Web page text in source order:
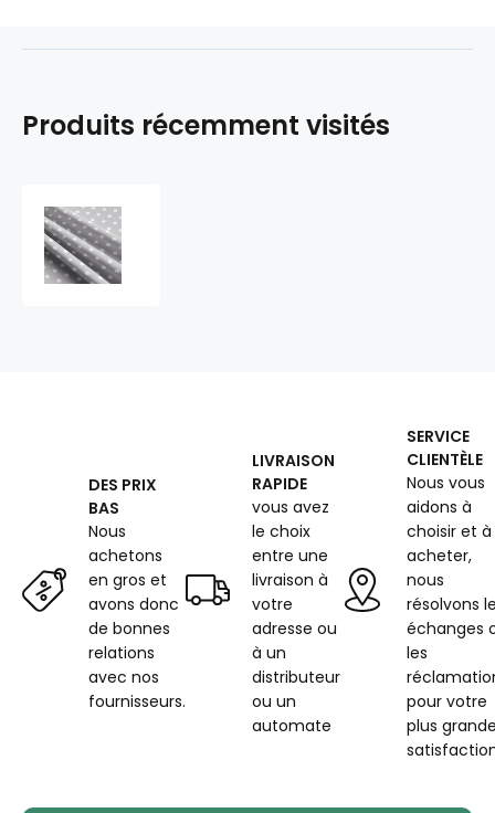
Produits récemment visités
DES PRIX
BAS
Nous
achetons
en gros et
avons donc
de bonnes
relations
avec nos
fournisseurs.
LIVRAISON
RAPIDE
vous avez
le choix
entre une
livraison à
votre
adresse ou
à un
distributeur
ou un
automate
SERVICE
CLIENTÈLE
Nous vous
aidons à
choisir et à
acheter,
nous
résolvons
échanges
les
pour votre
plus